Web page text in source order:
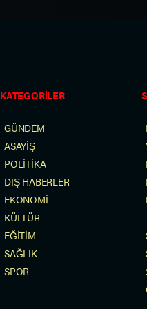
KATEGORİLER
GÜNDEM
ASAYİŞ
POLİTİKA
DIŞ HABERLER
EKONOMİ
KÜLTÜR
EĞİTİM
SAĞLIK
SPOR